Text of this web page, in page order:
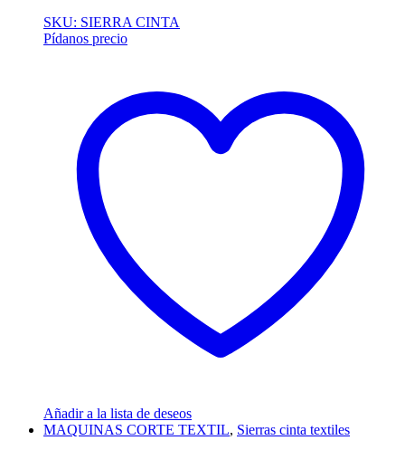
SKU: SIERRA CINTA
Pídanos precio
Añadir a la lista de deseos
MAQUINAS CORTE TEXTIL, Sierras cinta textiles